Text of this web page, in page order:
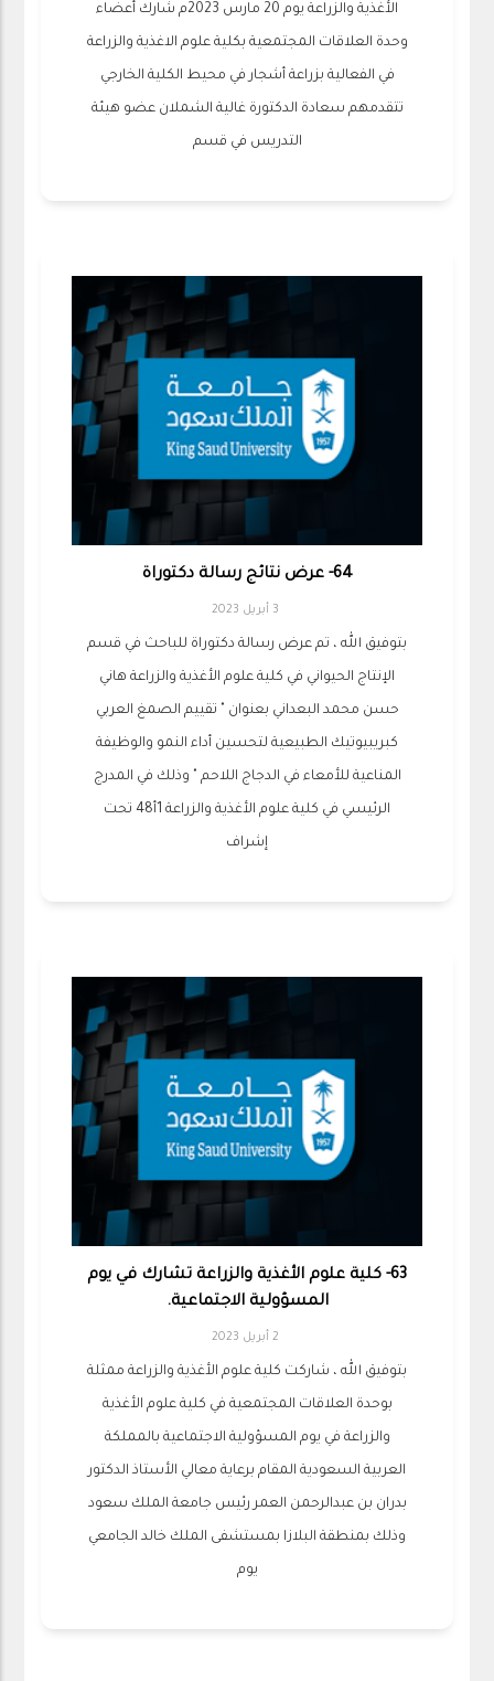
الأغذية والزراعة يوم 20 مارس 2023م شارك أعضاء
وحدة العلاقات المجتمعية بكلية علوم الاغذية والزراعة
في الفعالية بزراعة أشجار في محيط الكلية الخارجي
تتقدمهم سعادة الدكتورة غالية الشملان عضو هيئة
التدريس في قسم
64- عرض نتائج رسالة دكتوراة
3 أبريل 2023
بتوفيق الله ، تم عرض رسالة دكتوراة للباحث في قسم
الإنتاج الحيواني في كلية علوم الأغذية والزراعة هاني
حسن محمد البعداني بعنوان " تقييم الصمغ العربي
كبريبيوتيك الطبيعية لتحسين أداء النمو والوظيفة
المناعية للأمعاء في الدجاج اللاحم " وذلك في المدرج
الرئيسي في كلية علوم الأغذية والزراعة 1أ48 تحت
إشراف
63- كلية علوم الأغذية والزراعة تشارك في يوم
المسؤولية الاجتماعية.
2 أبريل 2023
بتوفيق الله ، شاركت كلية علوم الأغذية والزراعة ممثلة
بوحدة العلاقات المجتمعية في كلية علوم الأغذية
والزراعة في يوم المسؤولية الاجتماعية بالمملكة
العربية السعودية المقام برعاية معالي الأستاذ الدكتور
بدران بن عبدالرحمن العمر رئيس جامعة الملك سعود
وذلك بمنطقة البلازا بمستشفى الملك خالد الجامعي
يوم